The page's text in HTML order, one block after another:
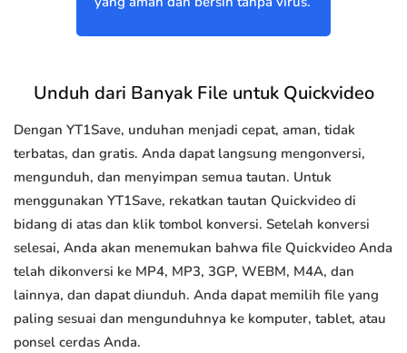
Unduh dari Banyak File untuk Quickvideo
Dengan YT1Save, unduhan menjadi cepat, aman, tidak
terbatas, dan gratis. Anda dapat langsung mengonversi,
mengunduh, dan menyimpan semua tautan. Untuk
menggunakan YT1Save, rekatkan tautan Quickvideo di
bidang di atas dan klik tombol konversi. Setelah konversi
selesai, Anda akan menemukan bahwa file Quickvideo Anda
telah dikonversi ke MP4, MP3, 3GP, WEBM, M4A, dan
lainnya, dan dapat diunduh. Anda dapat memilih file yang
paling sesuai dan mengunduhnya ke komputer, tablet, atau
ponsel cerdas Anda.